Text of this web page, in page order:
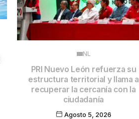
NL
PRI Nuevo León refuerza su
estructura territorial y llama a
recuperar la cercanía con la
ciudadanía
Agosto 5, 2026